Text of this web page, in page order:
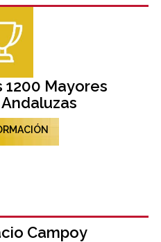
1200 Mayores
Campoy​